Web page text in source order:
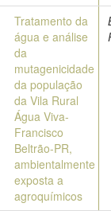
Tratamento da
água e análise
da
mutagenicidade
da população
da Vila Rural
Água Viva-
Francisco
Beltrão-PR,
ambientalmente
exposta a
agroquímicos